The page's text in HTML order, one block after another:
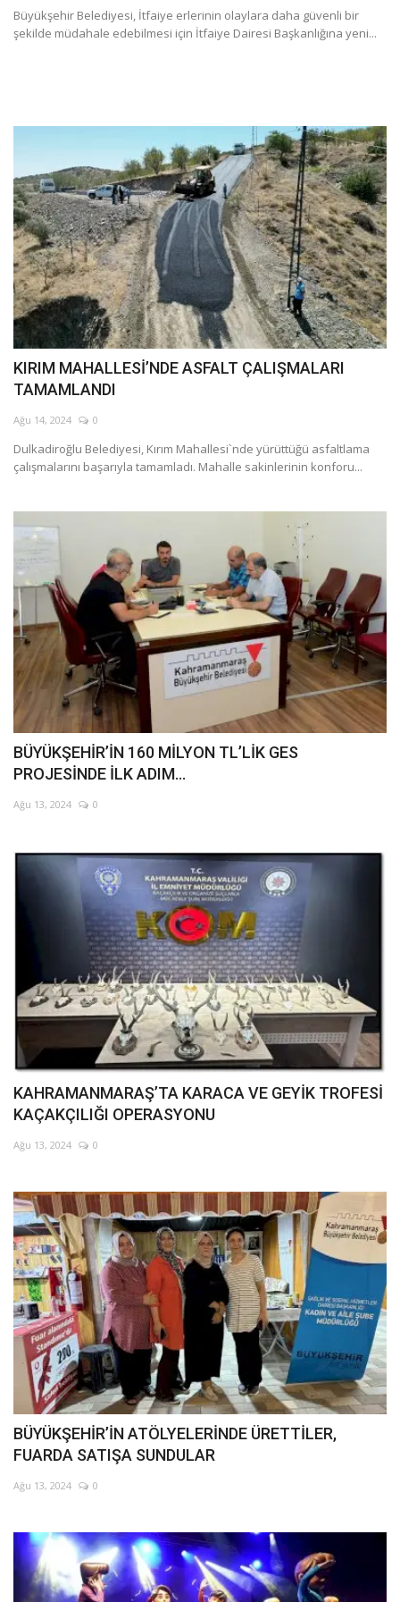
Büyükşehir Belediyesi, İtfaiye erlerinin olaylara daha güvenli bir
şekilde müdahale edebilmesi için İtfaiye Dairesi Başkanlığına yeni...
KIRIM MAHALLESİ’NDE ASFALT ÇALIŞMALARI
TAMAMLANDI
Ağu 14, 2024 0
Dulkadiroğlu Belediyesi, Kırım Mahallesi`nde yürüttüğü asfaltlama
çalışmalarını başarıyla tamamladı. Mahalle sakinlerinin konforu...
BÜYÜKŞEHİR’İN 160 MİLYON TL’LİK GES
PROJESİNDE İLK ADIM...
Ağu 13, 2024 0
KAHRAMANMARAŞ’TA KARACA VE GEYİK TROFESİ
KAÇAKÇILIĞI OPERASYONU
Ağu 13, 2024 0
BÜYÜKŞEHİR’İN ATÖLYELERİNDE ÜRETTİLER,
FUARDA SATIŞA SUNDULAR
Ağu 13, 2024 0